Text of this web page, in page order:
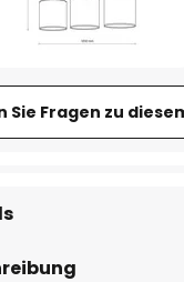
Sie Fragen zu